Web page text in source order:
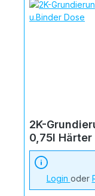
2K-
0,75l Härter
Login oder